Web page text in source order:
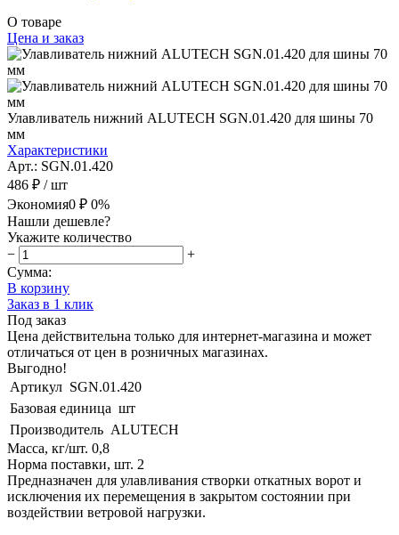
О товаре
Цена и заказ
Улавливатель нижний ALUTECH SGN.01.420 для шины 70
мм
Характеристики
Арт.: SGN.01.420
486 ₽ / шт
Экономия0 ₽ 0%
Нашли дешевле?
Укажите количество
−
+
Сумма:
В корзину
Заказ в 1 клик
Под заказ
Цена действительна только для интернет-магазина и может
отличаться от цен в розничных магазинах.
Выгодно!
Артикул SGN.01.420
Базовая единица шт
Производитель ALUTECH
Масса, кг/шт. 0,8
Норма поставки, шт. 2
Предназначен для улавливания створки откатных ворот и
исключения их перемещения в закрытом состоянии при
воздействии ветровой нагрузки.